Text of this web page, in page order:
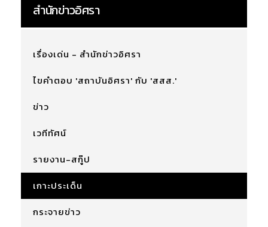
สำนักข่าวอิศรา
เรื่องเด่น - สำนักข่าวอิศรา
ไขคำตอบ 'สถาบันอิศรา' กับ 'สสส.'
ข่าว
เวทีทัศน์
รายงาน-สกู๊ป
เกาะประเด็น
กระจายข่าว